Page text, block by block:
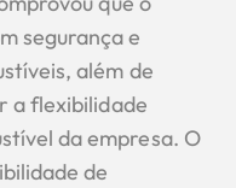
segurança e
além de
a flexibilidade
da empresa. O
de